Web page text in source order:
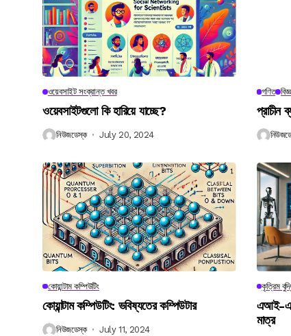
ওয়েবসাইট সংক্রান্ত খবর
ওয়েবসাইটগুলো কি হারিয়ে যাচ্ছে?
নিউজডেস্ক July 20, 2024
গণিত
প্রাচীন
কোয়ান্টাম কম্পিউটিং
কোয়ান্টাম কম্পিউটিং: ভবিষ্যতের কম্পিউটার
নিউজডেস্ক July 11, 2024
কৃত্রিম
এআই-এর
মাত্র